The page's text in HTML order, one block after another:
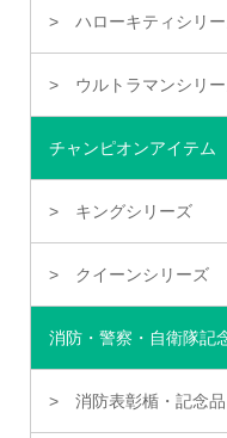
ハローキティシリ
ウルトラマンシリ
チャンピオンアイテム
キングシリーズ
クイーンシリーズ
消防・警察・自衛隊記
消防表彰楯・記念品